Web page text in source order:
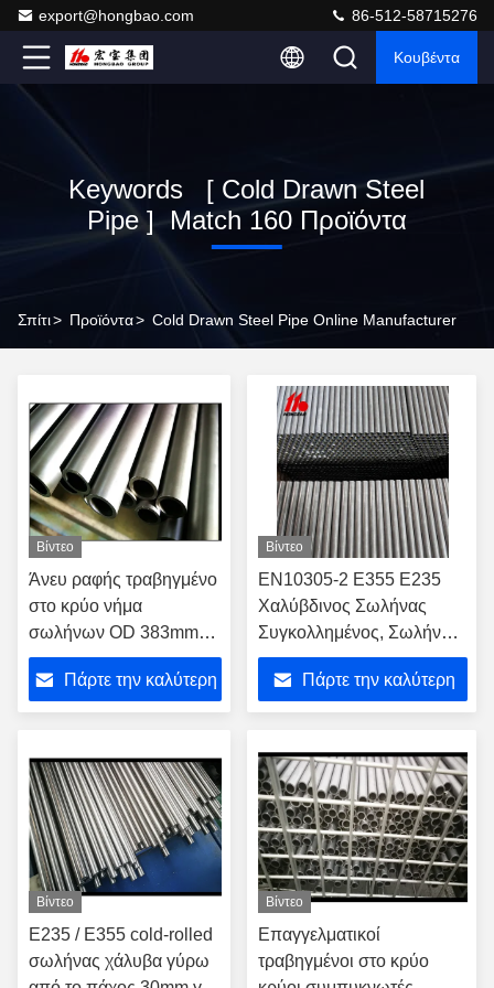
export@hongbao.com 86-512-58715276
Κουβέντα
Keywords [ Cold Drawn Steel
Pipe ] Match 160 Προϊόντα
Σπίτι> Προϊόντα> Cold Drawn Steel Pipe Online Manufacturer
Βίντεο
Άνευ ραφής τραβηγμένο
στο κρύο νήμα
σωλήνων OD 383mm
χάλυβα με τις συζεύξεις/
τις υποδοχές
Πάρτε την καλύτερη
Βίντεο
EN10305-2 E355 E235
Χαλύβδινος Σωλήνας
Συγκολλημένος, Σωλήνας
Χάλυβα Ψυχρής Έλασης
Ακριβείας για την
Αυτοκινητοβιομηχανία
Πάρτε την καλύτερη
Βίντεο
E235 / E355 cold-rolled
σωλήνας χάλυβα γύρω
Βίντεο
Επαγγελματικοί
τραβηγμένοι στο κρύο